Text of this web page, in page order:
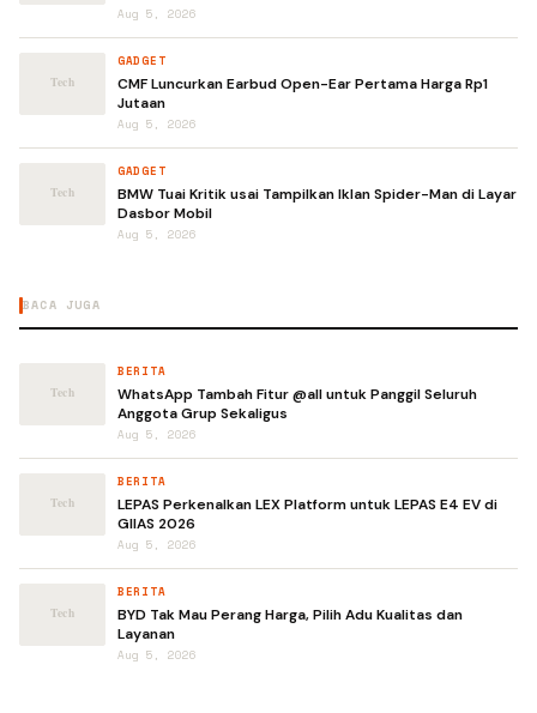
Aug 5, 2026
GADGET
CMF Luncurkan Earbud Open-Ear Pertama Harga Rp1
Jutaan
Aug 5, 2026
GADGET
BMW Tuai Kritik usai Tampilkan Iklan Spider-Man di Layar
Dasbor Mobil
Aug 5, 2026
BACA JUGA
BERITA
WhatsApp Tambah Fitur @all untuk Panggil Seluruh
Anggota Grup Sekaligus
Aug 5, 2026
BERITA
LEPAS Perkenalkan LEX Platform untuk LEPAS E4 EV di
GIIAS 2026
Aug 5, 2026
BERITA
BYD Tak Mau Perang Harga, Pilih Adu Kualitas dan
Layanan
Aug 5, 2026